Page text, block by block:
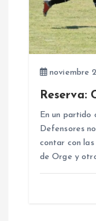
noviembre
Reserva:
En un partido
Defensores
contar con las
de Orge y